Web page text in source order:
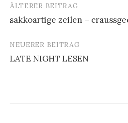
Beitrags-
Navigation
ÄLTERER BEITRAG
sakkoartige zeilen –
NEUERER BEITRAG
LATE NIGHT LESEN